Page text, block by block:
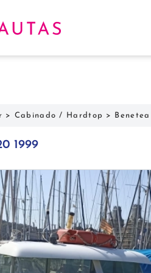
> Cabinado / Hardtop >
1999